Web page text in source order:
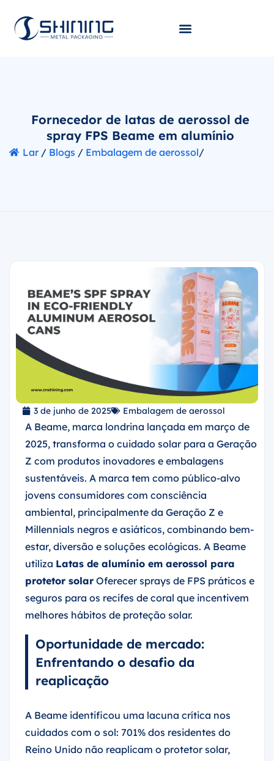
Fornecedor de latas de aerossol de
spray FPS Beame em alumínio
Lar/ Blogs / Embalagem de aerossol/
3 de junho de 2025 Embalagem de aerossol
A Beame, marca londrina lançada em março de
2025, transforma o cuidado solar para a Geração
Z com produtos inovadores e embalagens
sustentáveis. A marca tem como público-alvo
jovens consumidores com consciência
ambiental, principalmente da Geração Z e
Millennials negros e asiáticos, combinando bem-
estar, diversão e soluções ecológicas. A Beame
utiliza Latas de alumínio em aerossol para
protetor solar Oferecer sprays de FPS práticos e
seguros para os recifes de coral que incentivem
melhores hábitos de proteção solar.
Oportunidade de mercado:
Enfrentando o desafio da
reaplicação
A Beame identificou uma lacuna crítica nos
cuidados com o sol: 701% dos residentes do
Reino Unido não reaplicam o protetor solar,